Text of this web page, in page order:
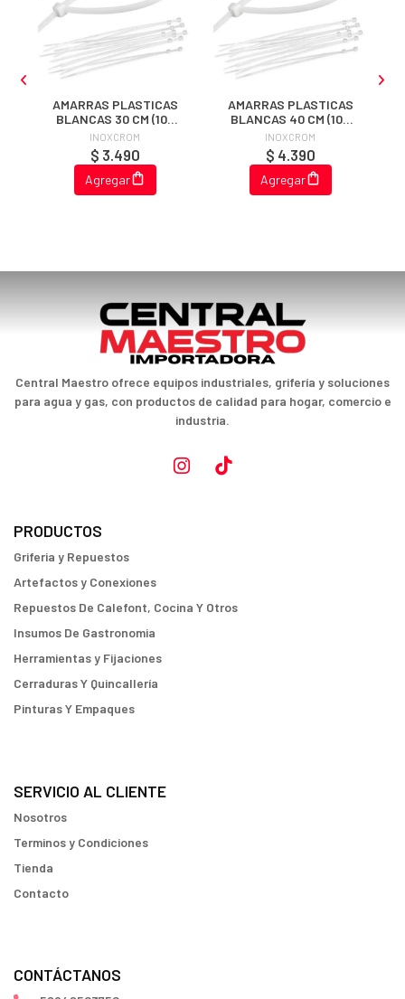
AMARRAS PLASTICAS
BLANCAS 30 CM (100
UNIDADES)
INOXCROM
$ 3.490
Agregar
AMARRAS PLASTICAS
BLANCAS 40 CM (100
UNIDADES)
INOXCROM
$ 4.390
Agregar
Central Maestro ofrece equipos industriales, grifería y soluciones
para agua y gas, con productos de calidad para hogar, comercio e
industria.
PRODUCTOS
Griferia y Repuestos
Artefactos y Conexiones
Repuestos De Calefont, Cocina Y Otros
Insumos De Gastronomia
Herramientas y Fijaciones
Cerraduras Y Quincallería
Pinturas Y Empaques
SERVICIO AL CLIENTE
Nosotros
Terminos y Condiciones
Tienda
Contacto
CONTÁCTANOS